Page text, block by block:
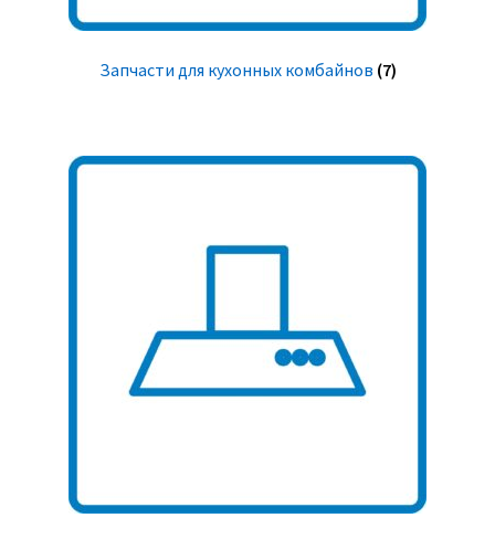
Запчасти для кухонных комбайнов (7)